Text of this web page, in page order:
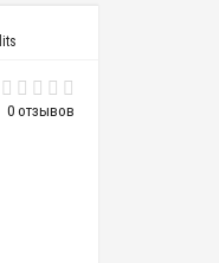
0 отзывов